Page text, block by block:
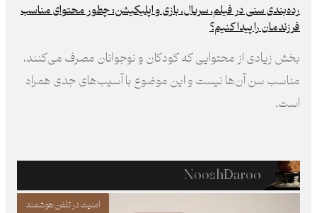
رده‌بندی سنی در فیلم، سریال، بازی و اپلیکیشن: چطور محتوای مناسب
فرزند‌مان را پیدا کنیم؟
بخش زیادی از محتوایی که کودکان و نوجوانان مصرف می‌کنند،
مناسب سن آن‌ها نیست و این موضوع با آسیب‌های جدی همراه
است.
NooshDaroo
امنیت در تلفن هوشمند